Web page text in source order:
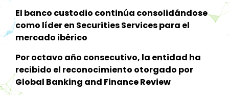
El banco custodio continúa consolidándose
como líder en Securities Services para el
mercado ibérico
Por octavo año consecutivo, la entidad ha
recibido el reconocimiento otorgado por
Global Banking and Finance Review